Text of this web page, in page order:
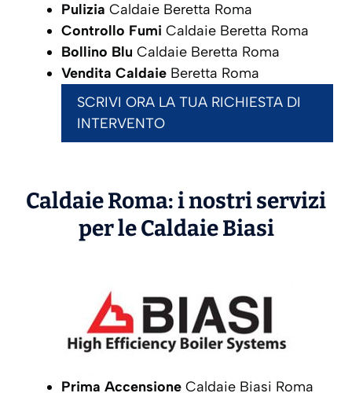
Pulizia Caldaie Beretta Roma
Controllo Fumi Caldaie Beretta Roma
Bollino Blu Caldaie Beretta Roma
Vendita Caldaie Beretta Roma
SCRIVI ORA LA TUA RICHIESTA DI
INTERVENTO
Caldaie Roma: i nostri servizi
per le CaldaieBiasi
Prima Accensione Caldaie Biasi Roma